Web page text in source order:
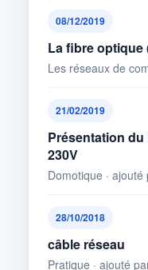
08/12/2019
La fibre optique
Les réseaux de
21/02/2019
Présentation du
230V
Domotique ·
28/10/2018
câble réseau
Pratique · ajouté